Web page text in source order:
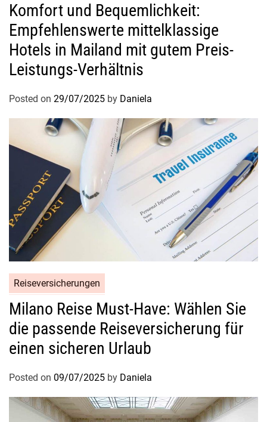
Komfort und Bequemlichkeit:
Empfehlenswerte mittelklassige
Hotels in Mailand mit gutem Preis-
Leistungs-Verhältnis
Posted on 29/07/2025 by Daniela
Reiseversicherungen
Milano Reise Must-Have: Wählen Sie
die passende Reiseversicherung für
einen sicheren Urlaub
Posted on 09/07/2025 by Daniela